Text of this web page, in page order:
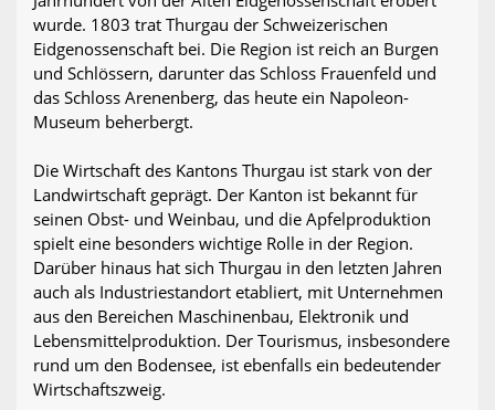
wurde. 1803 trat Thurgau der Schweizerischen
Eidgenossenschaft bei. Die Region ist reich an Burgen
und Schlössern, darunter das Schloss Frauenfeld und
das Schloss Arenenberg, das heute ein Napoleon-
Museum beherbergt.
Die Wirtschaft des Kantons Thurgau ist stark von der
Landwirtschaft geprägt. Der Kanton ist bekannt für
seinen Obst- und Weinbau, und die Apfelproduktion
spielt eine besonders wichtige Rolle in der Region.
Darüber hinaus hat sich Thurgau in den letzten Jahren
auch als Industriestandort etabliert, mit Unternehmen
aus den Bereichen Maschinenbau, Elektronik und
Lebensmittelproduktion. Der Tourismus, insbesondere
rund um den Bodensee, ist ebenfalls ein bedeutender
Wirtschaftszweig.